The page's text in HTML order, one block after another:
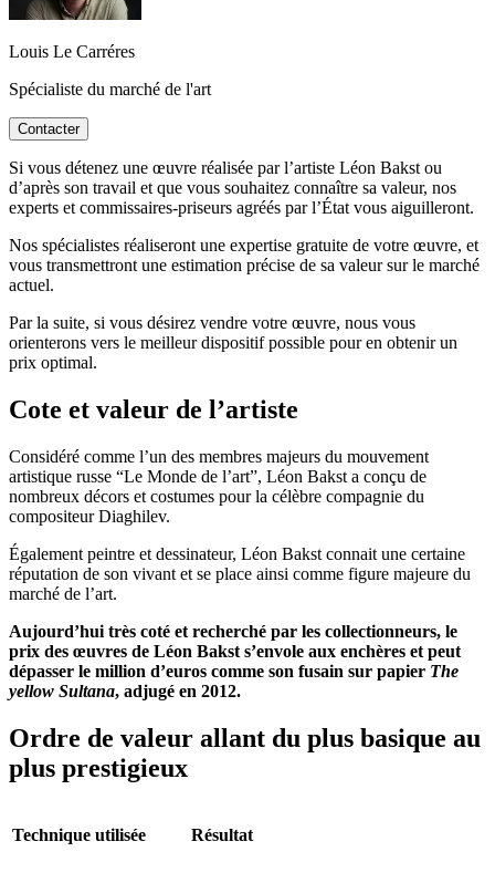
Louis Le Carréres
Spécialiste du marché de l'art
Contacter
Si vous détenez une œuvre réalisée par l’artiste Léon Bakst ou
d’après son travail et que vous souhaitez connaître sa valeur, nos
experts et commissaires-priseurs agréés par l’État vous aiguilleront.
Nos spécialistes réaliseront une expertise gratuite de votre œuvre, et
vous transmettront une estimation précise de sa valeur sur le marché
actuel.
Par la suite, si vous désirez vendre votre œuvre, nous vous
orienterons vers le meilleur dispositif possible pour en obtenir un
prix optimal.
Cote et valeur de l’artiste
Considéré comme l’un des membres majeurs du mouvement
artistique russe “Le Monde de l’art”, Léon Bakst a conçu de
nombreux décors et costumes pour la célèbre compagnie du
compositeur Diaghilev.
Également peintre et dessinateur, Léon Bakst connait une certaine
réputation de son vivant et se place ainsi comme figure majeure du
marché de l’art.
Aujourd’hui très coté et recherché par les collectionneurs, le
prix des œuvres de Léon Bakst s’envole aux enchères et peut
dépasser le million d’euros comme son fusain sur papier The
yellow Sultana, adjugé en 2012.
Ordre de valeur allant du plus basique au
plus prestigieux
Technique utilisée Résultat